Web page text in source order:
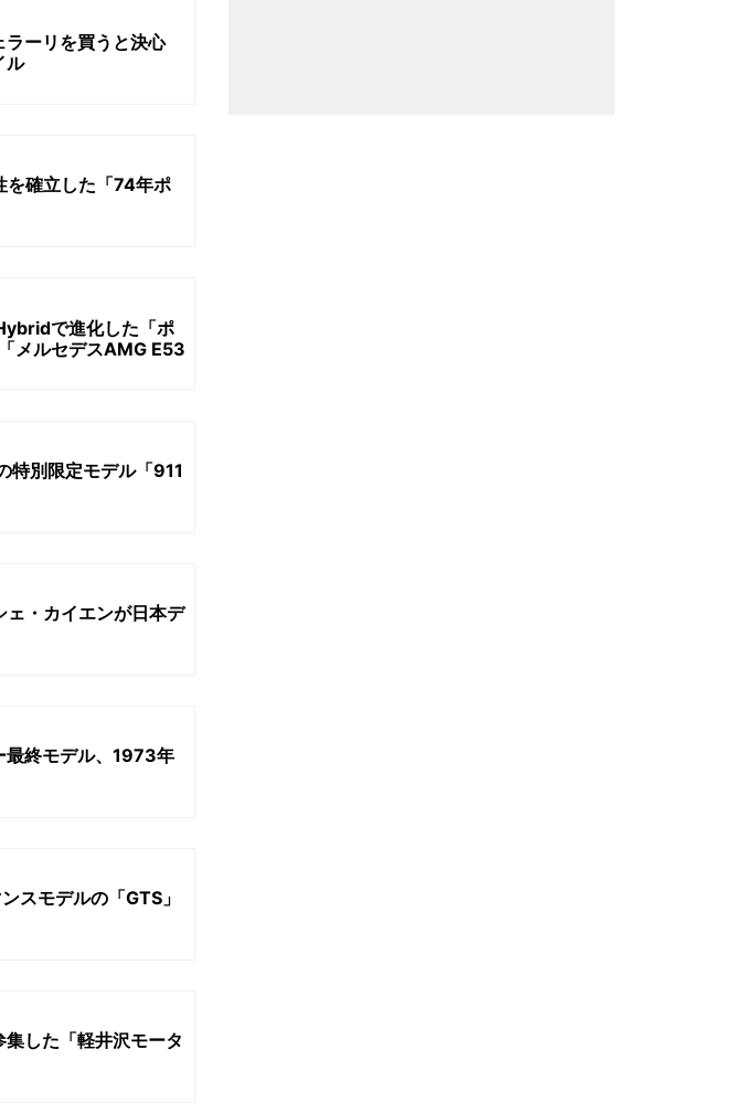
ラーリを買うと決心
ル
を確立した「74年ポ
で進化した「ポ
メルセデスAMG E53
特別限定モデル「911
ェ・カイエンが日本デ
最終モデル、1973年
スモデルの「GTS」
集した「軽井沢モータ